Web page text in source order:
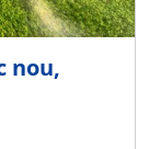
nou,